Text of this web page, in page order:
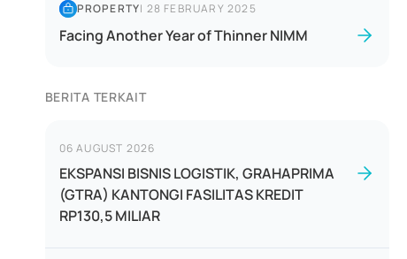
PROPERTY| 28 FEBRUARY 2025
Facing Another Year of Thinner NIMM
BERITA TERKAIT
06 AUGUST 2026
EKSPANSI BISNIS LOGISTIK, GRAHAPRIMA
(GTRA) KANTONGI FASILITAS KREDIT
RP130,5 MILIAR